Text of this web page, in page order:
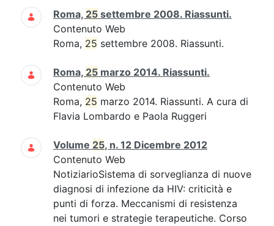
Roma, 25 settembre 2008. Riassunti.
Contenuto Web
Roma, 25 settembre 2008. Riassunti.
Roma, 25 marzo 2014. Riassunti.
Contenuto Web
Roma, 25 marzo 2014. Riassunti. A cura di
Flavia Lombardo e Paola Ruggeri
Volume 25, n. 12 Dicembre 2012
Contenuto Web
NotiziarioSistema di sorveglianza di nuove
diagnosi di infezione da HIV: criticità e
punti di forza. Meccanismi di resistenza
nei tumori e strategie terapeutiche. Corso